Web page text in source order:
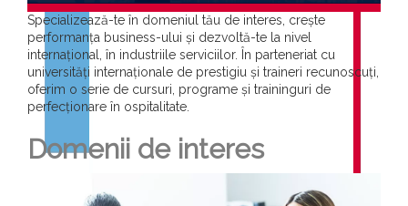
Specializează-te în domeniul tău de interes, crește
performanța business-ului și dezvoltă-te la nivel
internațional, în industriile serviciilor. În parteneriat cu
universități internaționale de prestigiu și traineri recunoscuți,
oferim o serie de cursuri, programe și traininguri de
perfecționare în ospitalitate.
Domenii de interes